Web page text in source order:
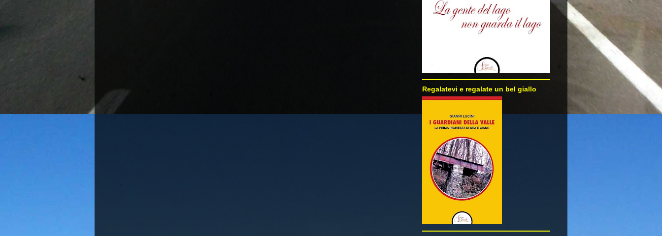
Regalatevi e regalate un bel giallo